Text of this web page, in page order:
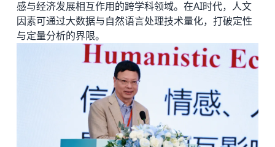
感与经济发展相互作用的跨学科领域。在AI时代，人文
因素可通过大数据与自然语言处理技术量化，打破定性
与定量分析的界限。